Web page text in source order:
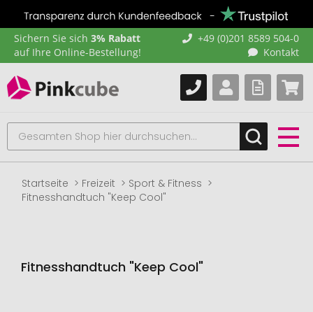
Sichern Sie sich 3% Rabatt
auf Ihre Online-Bestellung!
+49 (0)201 8589 504-0
Kontakt
Startseite Freizeit
Sport & Fitness
Fitnesshandtuch "Keep Cool"
Fitnesshandtuch "Keep Cool"